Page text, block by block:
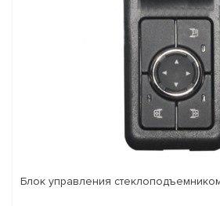
Блок управления